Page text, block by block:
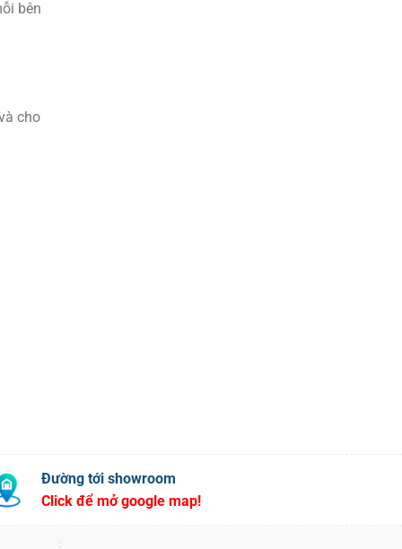
bên
cho
Đường tới showroom
Click để mở google map!